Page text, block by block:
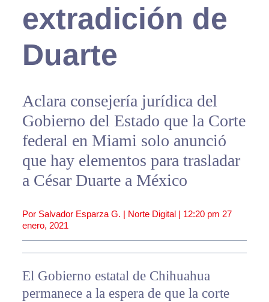
extradición de
Duarte
Aclara consejería jurídica del
Gobierno del Estado que la Corte
federal en Miami solo anunció
que hay elementos para trasladar
a César Duarte a México
Por Salvador Esparza G. | Norte Digital | 12:20 pm 27
enero, 2021
El Gobierno estatal de Chihuahua
permanece a la espera de que la corte